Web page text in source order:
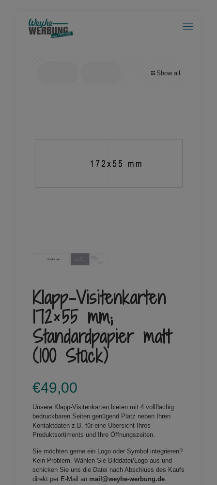
Show all
Klapp-Visitenkarten
172×55 mm;
Standardpapier matt
(100 Stück)
€49,00
Unsere Klapp-Visitenkarten bieten mit 4 vollflächig
bedruckbaren Seiten genügend Platz neben Ihren
Kontaktdaten z.B. für eine Übersicht Ihres
Produktsortiments und Ihre Öffnungszeiten.
Sie möchten gerne ein Logo oder Symbol integrieren?
Kein Problem. Wählen Sie Bilddatei/Logo aus und
schicken Sie uns die Datei nach Abschluss des Kaufs
direkt per E-Mail an mail@weyhe-werbung.de.